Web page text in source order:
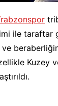
ile taraftar